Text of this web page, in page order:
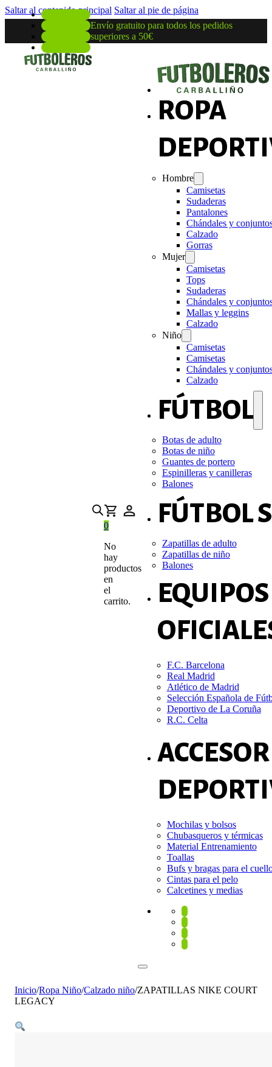
Saltar al contenido principal Saltar al pie de página
Envío gratuito para todos los pedidos
superiores a 50€
0
No
hay
productos
en
el
carrito.
ROPA
Hombre
Camisetas
Sudaderas
Pantalones
Chándales y
Calzado
Gorras
Mujer
Camisetas
Tops
Sudaderas
Chándales y
Mallas y leggins
Calzado
Niño
Camisetas
Camisetas
Chándales y
Calzado
FÚTBOL
Botas de adulto
Botas de niño
Guantes de portero
Espinilleras y canilleras
Balones
FÚTBOL
Zapatillas de adulto
Zapatillas de niño
Balones
EQUIPOS
F.C. Barcelona
Real Madrid
Atlético de Madrid
Selección Española de
Deportivo de La Coruña
R.C. Celta
Mochilas y bolsos
Chubasqueros y térmicas
Material Entrenamiento
Toallas
Bufs y bragas para el
Cintas para el pelo
Calcetines y medias
Inicio/Ropa Niño/Calzado niño/ZAPATILLAS NIKE COURT
LEGACY